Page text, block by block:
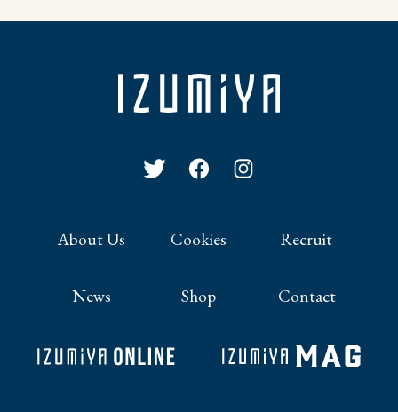
About Us Cookies Recruit
News Shop Contact